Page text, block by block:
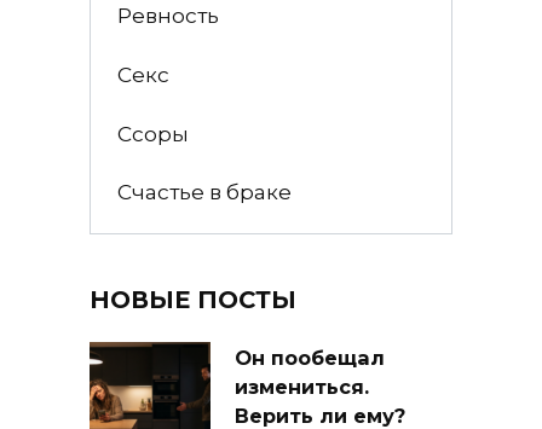
Ревность
Секс
Ссоры
Счастье в браке
НОВЫЕ ПОСТЫ
Он пообещал
измениться.
Верить ли ему?